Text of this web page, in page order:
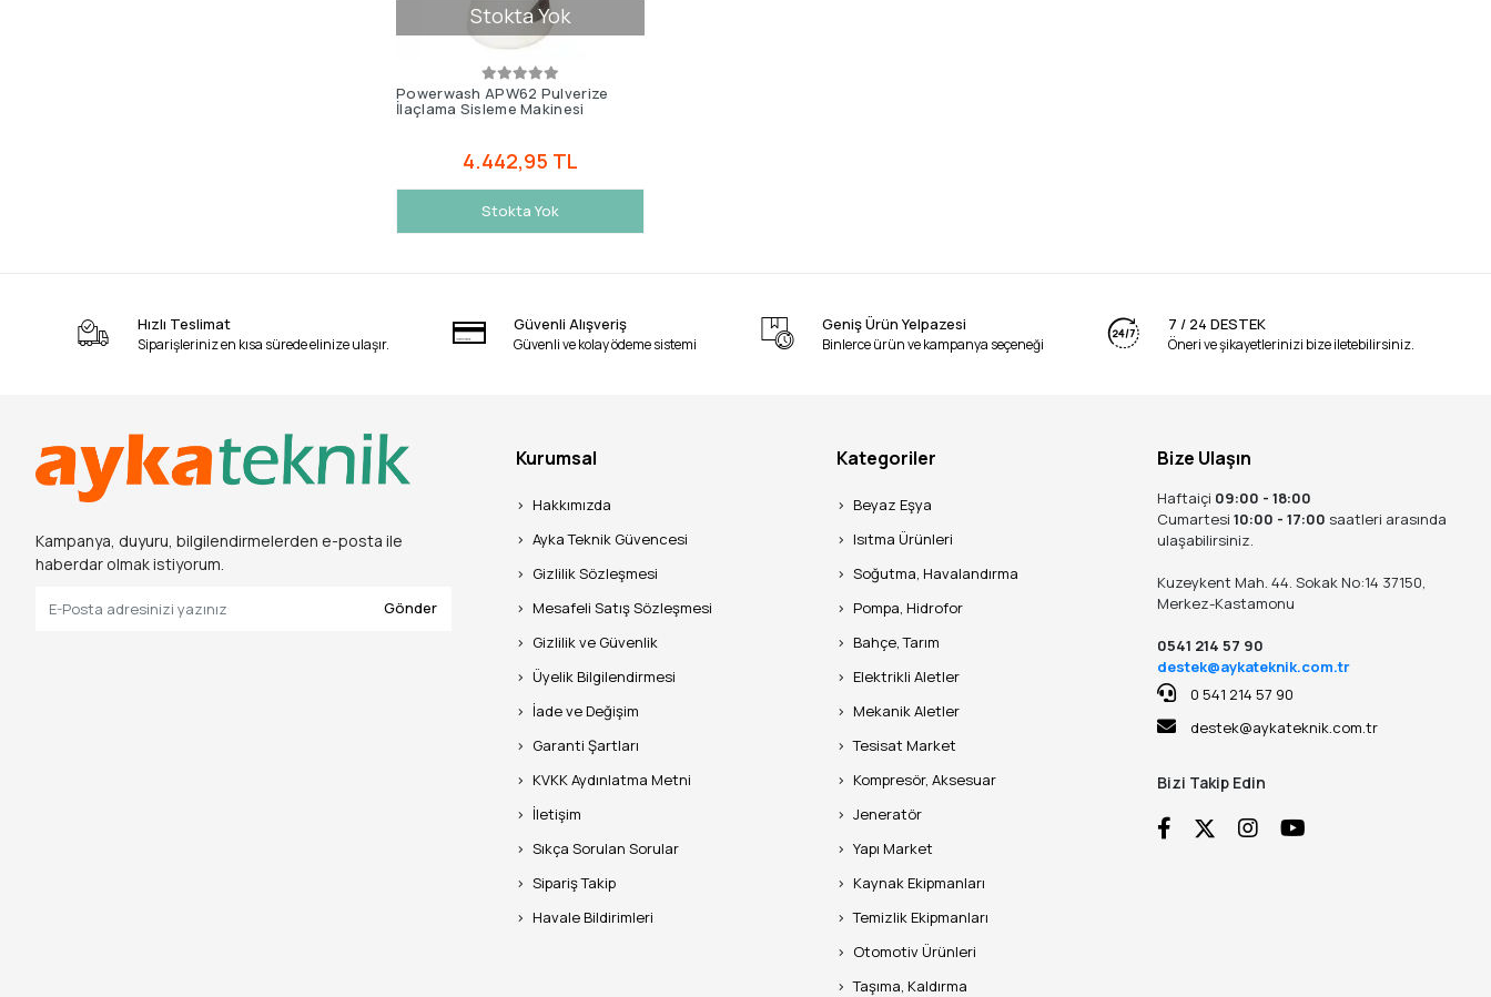
Stokta Yok
Powerwash APW62 Pulverize
İlaçlama Sisleme Makinesi
4.442,95 TL
Stokta Yok
Hızlı Teslimat
Siparişleriniz en kısa sürede elinize ulaşır.
Güvenli Alışveriş
Güvenli ve kolay ödeme sistemi
Geniş Ürün Yelpazesi
Binlerce ürün ve kampanya seçeneği
7 / 24 DESTEK
Öneri ve şikayetlerinizi bize iletebilirsiniz.
Kampanya, duyuru, bilgilendirmelerden e-posta ile
haberdar olmak istiyorum.
Gönder
Kurumsal
Hakkımızda
Ayka Teknik Güvencesi
Gizlilik Sözleşmesi
Mesafeli Satış Sözleşmesi
Gizlilik ve Güvenlik
Üyelik Bilgilendirmesi
İade ve Değişim
Garanti Şartları
KVKK Aydınlatma Metni
İletişim
Sıkça Sorulan Sorular
Sipariş Takip
Havale Bildirimleri
Kategoriler
Beyaz Eşya
Isıtma Ürünleri
Soğutma, Havalandırma
Pompa, Hidrofor
Bahçe, Tarım
Elektrikli Aletler
Mekanik Aletler
Tesisat Market
Kompresör, Aksesuar
Jeneratör
Yapı Market
Kaynak Ekipmanları
Temizlik Ekipmanları
Otomotiv Ürünleri
Taşıma, Kaldırma
Bize Ulaşın
Haftaiçi 09:00 - 18:00
Cumartesi10:00 - 17:00 saatleri arasında
ulaşabilirsiniz.
Kuzeykent Mah. 44. Sokak No:14 37150,
Merkez-Kastamonu
0541 214 57 90
destek@aykateknik.com.tr
0 541 214 57 90
destek@aykateknik.com.tr
Bizi Takip Edin